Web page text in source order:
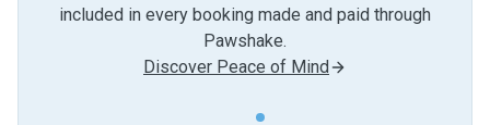
included in every booking made and paid through
Pawshake.
Discover Peace of Mind